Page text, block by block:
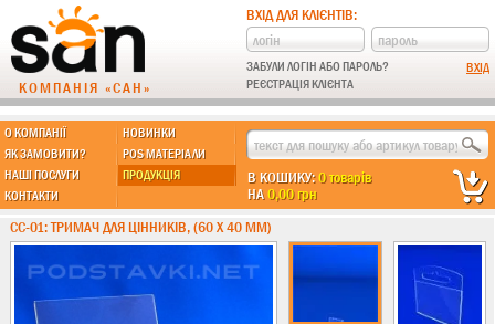
КОМПАНІЯ «САН»
ВХІД ДЛЯ КЛІЄНТІВ:
ЗАБУЛИ ЛОГІН АБО ПАРОЛЬ?
РЕЄСТРАЦІЯ КЛІЄНТА
О КОМПАНІЇ
НОВИНКИ
ЯК ЗАМОВИТИ?
POS МАТЕРІАЛИ
НАШІ ПОСЛУГИ
ПРОДУКЦІЯ
КОНТАКТИ
В КОШИКУ:0 товарів
НА0,00 грн
МЫ ДЕЛАЕМ:
Підставки із пластику
Новинки !!!
Різні підставки
Під поліграфію
CC-01: ТРИМАЧ ДЛЯ ЦІННИКІВ, (60 Х 40 ММ)